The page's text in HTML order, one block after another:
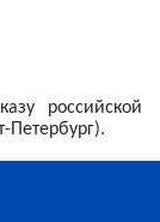
российской
Петербург).